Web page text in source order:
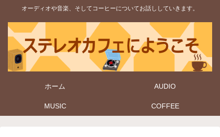
オーディオや音楽、そしてコーヒーについてお話ししていきます。
ホーム AUDIO
MUSIC COFFEE